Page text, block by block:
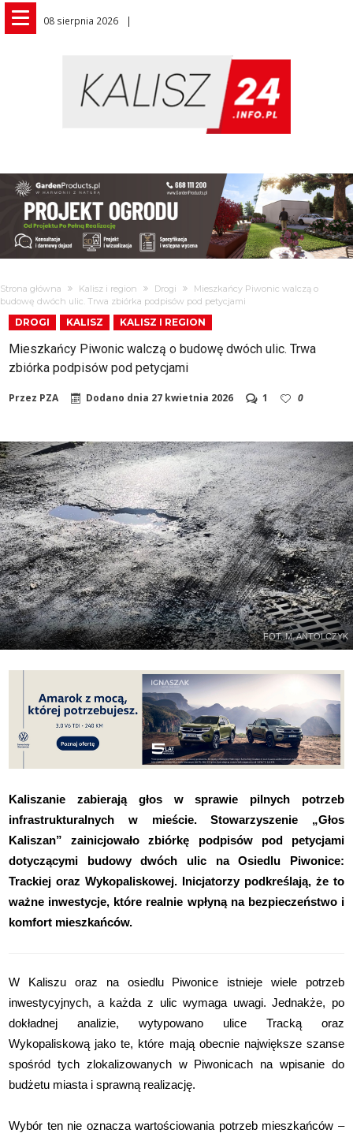
08 sierpnia 2026
Strona główna Kalisz i region Drogi
Mieszkańcy Piwonic walczą o
budowę dwóch ulic. Trwa zbiórka podpisów pod petycjami
DROGI KALISZ KALISZ I REGION
Mieszkańcy Piwonic walczą o budowę dwóch ulic. Trwa
zbiórka podpisów pod petycjami
Przez PZA Dodano dnia 27 kwietnia 2026 1 0
FOT. M. ANTOLCZYK
Kaliszanie zabierają głos w sprawie pilnych potrzeb
infrastrukturalnych w mieście. Stowarzyszenie „Głos
Kaliszan” zainicjowało zbiórkę podpisów pod petycjami
dotyczącymi budowy dwóch ulic na Osiedlu Piwonice:
Trackiej oraz Wykopaliskowej. Inicjatorzy podkreślają, że to
ważne inwestycje, które realnie wpłyną na bezpieczeństwo i
komfort mieszkańców.
W Kaliszu oraz na osiedlu Piwonice istnieje wiele potrzeb
inwestycyjnych, a każda z ulicwymaga uwagi. Jednakże, po
dokładnej analizie, wytypowano ulice Tracką oraz
Wykopaliskową jako te, które mają obecnie największe szanse
spośród tych zlokalizowanych w Piwonicach na wpisanie do
budżetu miasta i sprawną realizację.
Wybór ten nie oznacza wartościowania potrzeb mieszkańców –